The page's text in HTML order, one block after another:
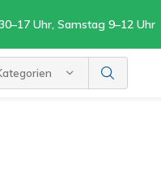
Uhr, Samstag 9–12 Uhr